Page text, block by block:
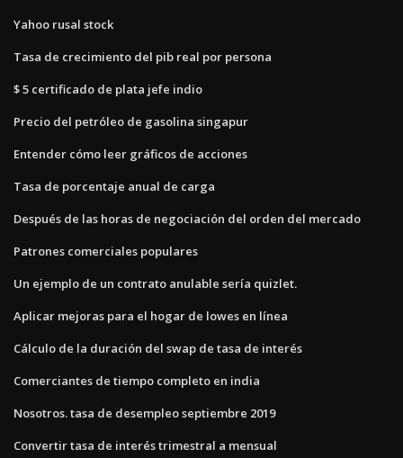
Yahoo rusal stock
Tasa de crecimiento del pib real por persona
$ 5 certificado de plata jefe indio
Precio del petróleo de gasolina singapur
Entender cómo leer gráficos de acciones
Tasa de porcentaje anual de carga
Después de las horas de negociación del orden del mercado
Patrones comerciales populares
Un ejemplo de un contrato anulable sería quizlet.
Aplicar mejoras para el hogar de lowes en línea
Cálculo de la duración del swap de tasa de interés
Comerciantes de tiempo completo en india
Nosotros. tasa de desempleo septiembre 2019
Convertir tasa de interés trimestral a mensual